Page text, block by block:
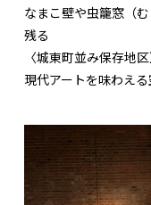
なまこ壁や虫籠窓（
残る
〈城東町並み保存地
現代アートを味わえる